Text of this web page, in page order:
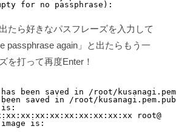
for no passphrase):
たら好きなパスフレーズを入力して
passphrase again」と出たらもう一
を打って再度Enter！
been saved in /root/
saved in /root/
is:
root@
is: